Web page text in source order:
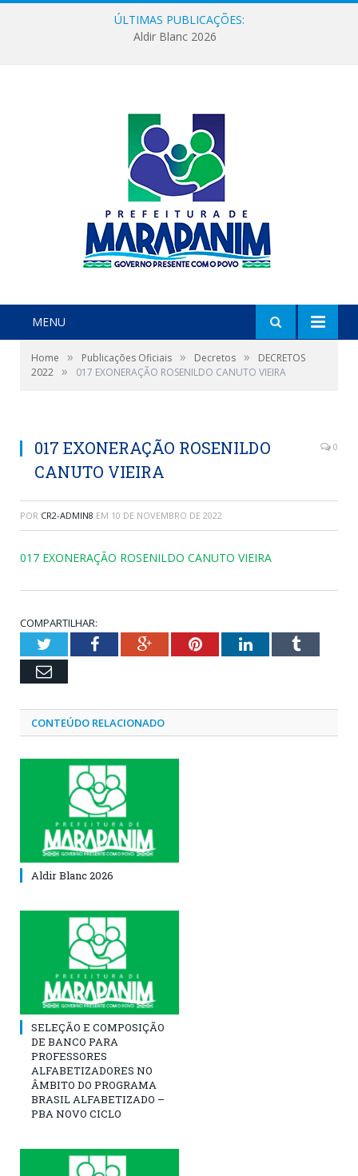
ÚLTIMAS PUBLICAÇÕES:
Aldir Blanc 2026
MENU
Home » Publicações Oficiais » Decretos »
DECRETOS
2022 » 017 EXONERAÇÃO ROSENILDO CANUTO VIEIRA
017 EXONERAÇÃO ROSENILDO
CANUTO VIEIRA
0
POR CR2-ADMIN8 EM 10 DE NOVEMBRO DE 2022
017 EXONERAÇÃO ROSENILDO CANUTO VIEIRA
COMPARTILHAR:
TwitterFacebookGoogle+PinterestLinkedInTumblr
Email
CONTEÚDO RELACIONADO
Aldir Blanc 2026
SELEÇÃO E COMPOSIÇÃO
DE BANCO PARA
PROFESSORES
ALFABETIZADORES NO
ÂMBITO DO PROGRAMA
BRASIL ALFABETIZADO –
PBA NOVO CICLO